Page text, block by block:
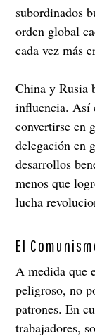
subordinados
orden global
cada vez más
China y Rusia
influencia. Así
convertirse en
delegación en
desarrollos
menos que
lucha
El
A medida que
peligroso, no
patrones. En
trabajadores,